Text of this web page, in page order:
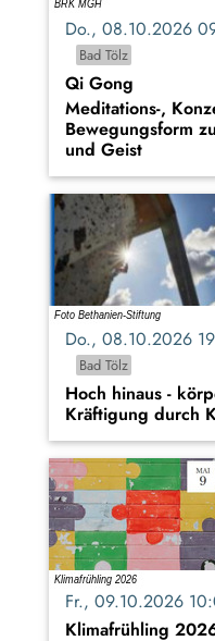
Do., 08.10.2026
Bad Tölz
Qi Gong
Meditations-,
Bewegungsform
und Geist
Do., 08.10.2026
Bad Tölz
Hoch hinaus -
Kräftigung durch
Fr., 09.10.2026
Klimafrühling